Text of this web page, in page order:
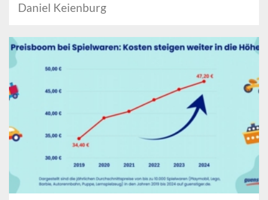
Daniel Keienburg